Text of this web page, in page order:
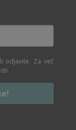
odjavite. Za več